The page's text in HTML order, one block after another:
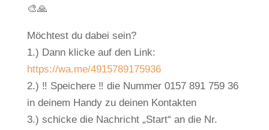
🎨🙏
Möchtest du dabei sein?
1.) Dann klicke auf den Link:
https://wa.me/4915789175936
2.) ‼️ Speichere ‼️ die Nummer 0157 891 759 36
in deinem Handy zu deinen Kontakten
3.) schicke die Nachricht „Start“ an die Nr.